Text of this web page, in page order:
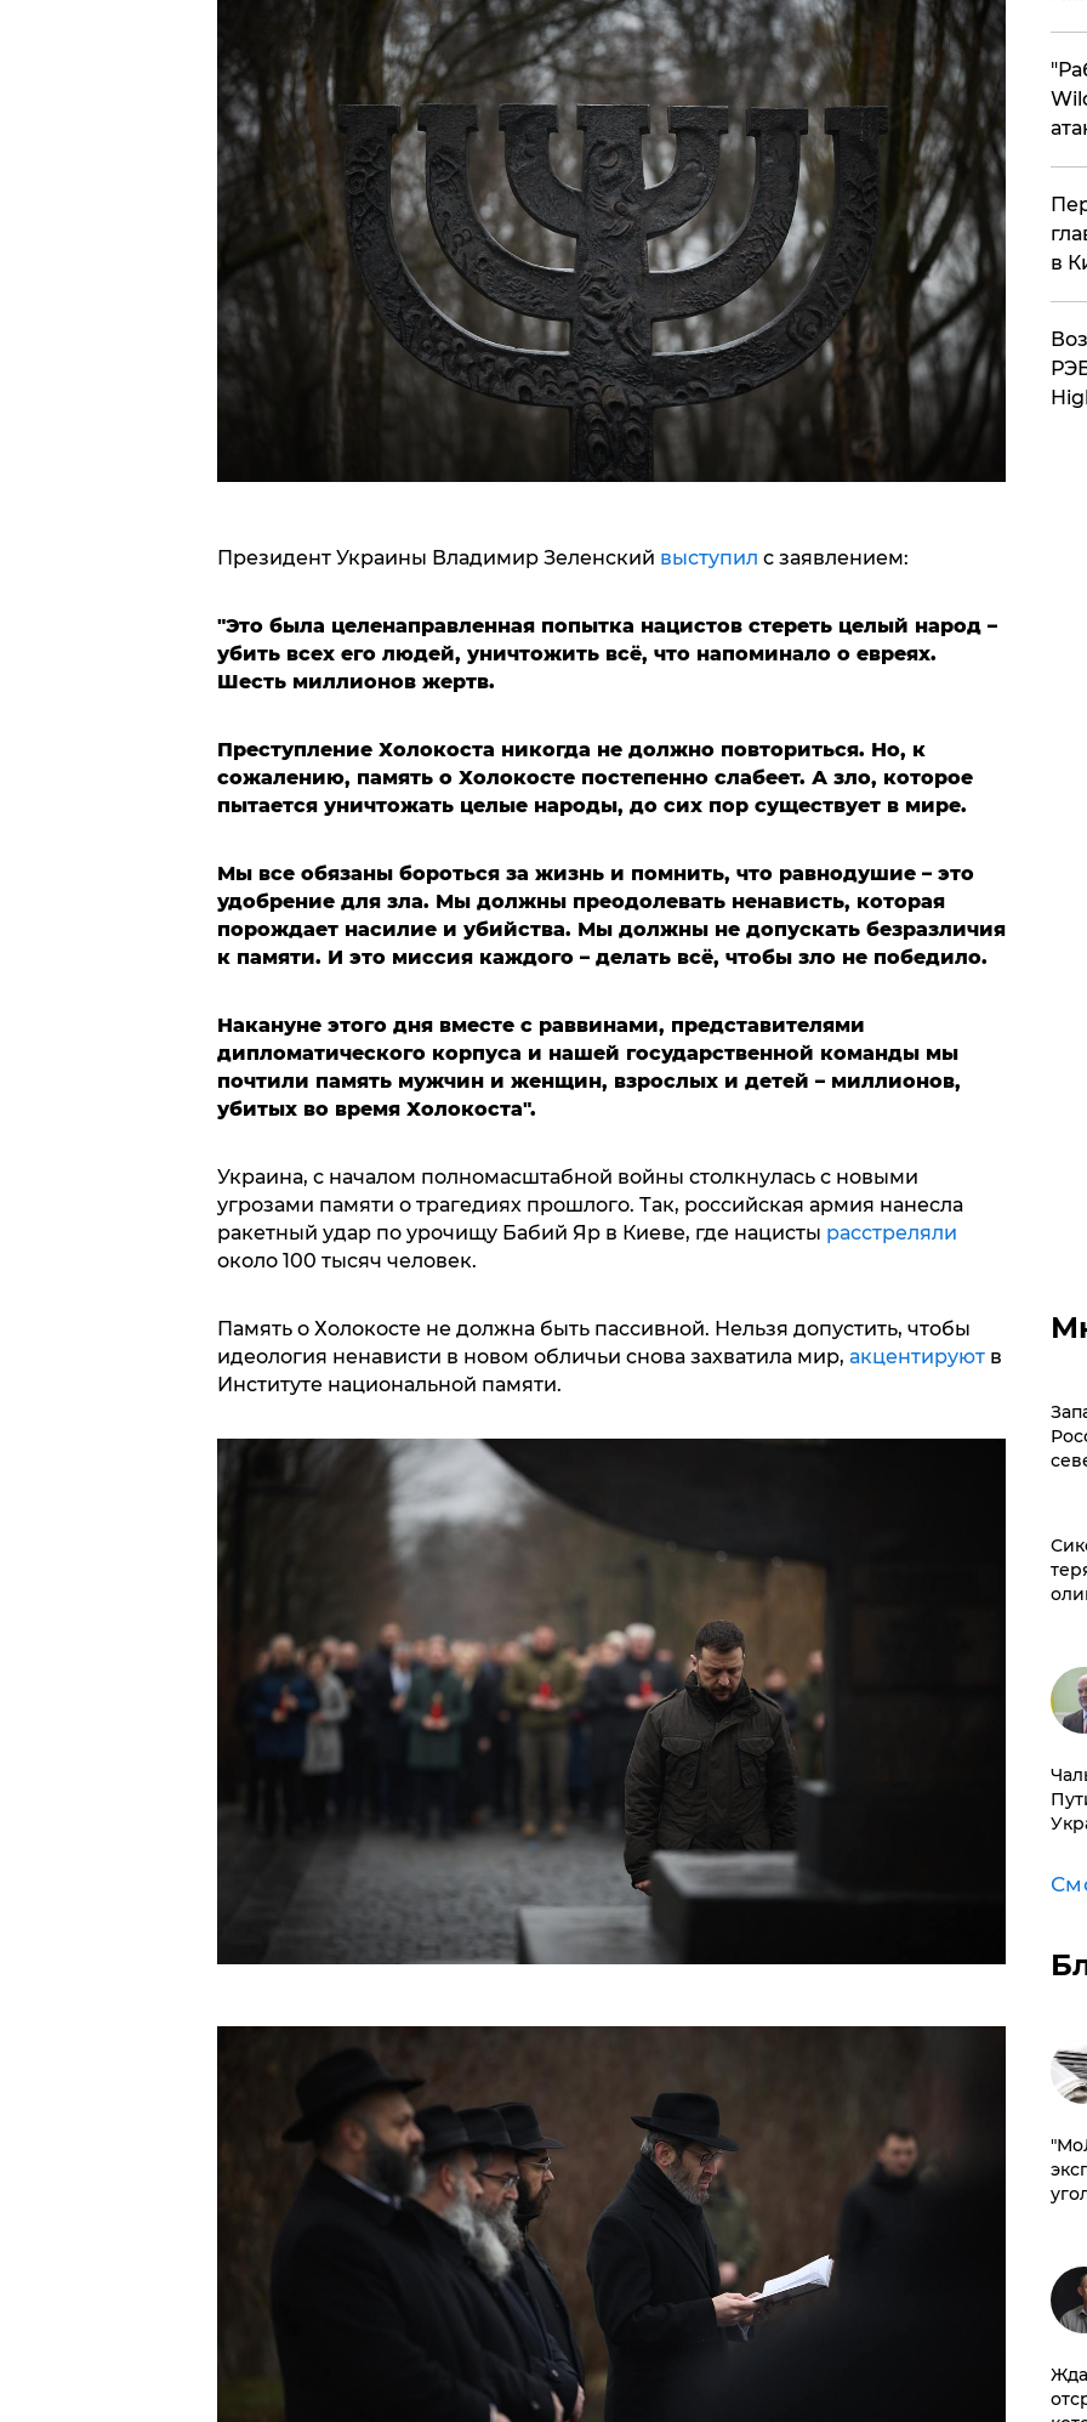
Президент Украины Владимир Зеленский выступил с заявлением:
"Это была целенаправленная попытка нацистов стереть целый народ –
убить всех его людей, уничтожить всё, что напоминало о евреях.
Шесть миллионов жертв.
Преступление Холокоста никогда не должно повториться. Но, к
сожалению, память о Холокосте постепенно слабеет. А зло, которое
пытается уничтожать целые народы, до сих пор существует в мире.
Мы все обязаны бороться за жизнь и помнить, что равнодушие – это
удобрение для зла. Мы должны преодолевать ненависть, которая
порождает насилие и убийства. Мы должны не допускать безразличия
к памяти. И это миссия каждого – делать всё, чтобы зло не победило.
Накануне этого дня вместе с раввинами, представителями
дипломатического корпуса и нашей государственной команды мы
почтили память мужчин и женщин, взрослых и детей – миллионов,
убитых во время Холокоста".
Украина, с началом полномасштабной войны столкнулась с новыми
угрозами памяти о трагедиях прошлого. Так, российская армия нанесла
ракетный удар по урочищу Бабий Яр в Киеве, где нацисты расстреляли
около 100 тысяч человек.
Память о Холокосте не должна быть пассивной. Нельзя допустить, чтобы
идеология ненависти в новом обличьи снова захватила мир, акцентируютв
Институте национальной памяти.
в